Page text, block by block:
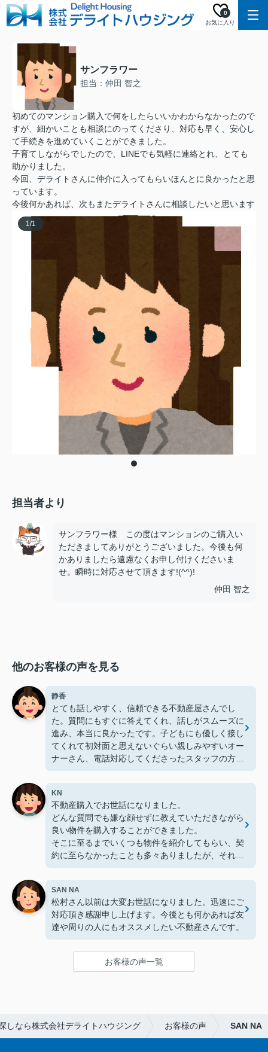
お気に入り
0
サンフラワー
担当：仲田 智之
初めてのマンション購入で何をしたらいいかわからなかったので
すが、細かいことも相談にのってくださり、対応も早く、安心し
て手続きを進めていくことができました。
子育てしながらでしたので、LINEでも気軽に連絡とれ、とても
助かりました。
今回、デライトさんに仲介に入ってもらいほんとに良かったと思
っています。
今後何かあれば、次もまたデライトさんに相談したいと思います
1/1
担当者より
サンフラワー様 この度はマンションのご購入い
ただきましてありがとうございました。今後も何
かありましたら遠慮なくお申し付けくださいま
せ。瞬時に対応させて頂きます!(^^)!
仲田 智之
他のお客様の声を見る
静香
とても話しやすく、信頼できる不動産屋さんでし
た。質問にもすぐに答えてくれ、話しがスムーズに
進み、本当に良かったです。子どもにも優しく接し
てくれて初対面と思えないぐらい親しみやすいオー
ナーさん、電話対応してくださったスタッフの方
も、丁寧な対応で、本当に心から感謝です。ありが
とうございました。
また何かありましたら、デライトハウジングさん
に、是非お願いしたいです。
KN
不動産購入でお世話になりました。
どんな質問でも嫌な顔せずに教えていただきながら
良い物件を購入することができました。
そこに至るまでいくつも物件を紹介してもらい、契
約に至らなかったことも多々ありましたが、それで
も次の物件ではまた最初の紹介のように丁寧に対応
してもらえました。
売買で悩んでいるのであれば、お話を聞くだけでも
大丈夫なのでおすすめです。
SAN NA
松村さん以前は大変お世話になりました。迅速にご
対応頂き感謝申し上げます。今後とも何かあれば友
達や周りの人にもオススメしたい不動産さんです。
お客様の声一覧
しなら株式会社デライトハウジング お客様の声 SAN NA